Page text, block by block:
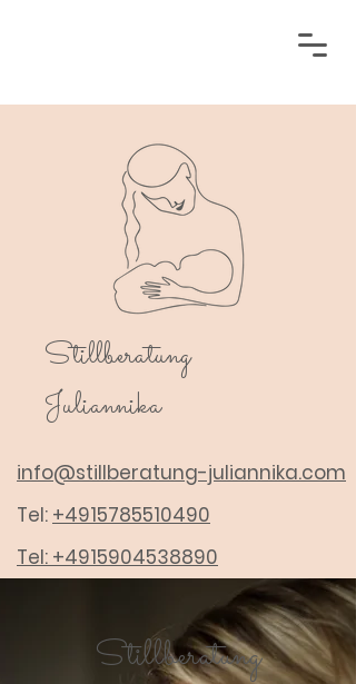
Stillberatung
Juliannika
info@stillberatung-juliannika.com
Tel: +4915785510490
Tel: +4915904538890
Stillberatung